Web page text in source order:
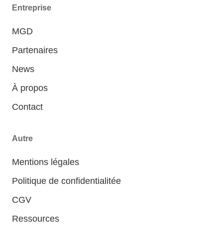
Entreprise
MGD
Partenaires
News
À propos
Contact
Autre
Mentions légales
Politique de confidentialitée
CGV
Ressources